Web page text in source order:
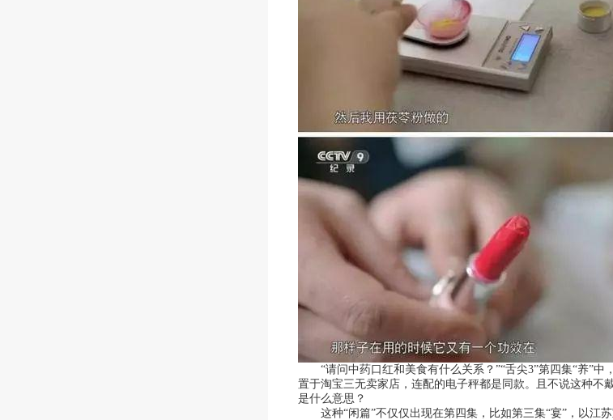
“请问中药口红和美食有什么关系？”“舌尖3”第四集“养”中
置于淘宝三无卖家店，连配的电子秤都是同款。且不说这种
是什么意思？
这种“闲篇”不仅仅出现在第四集，比如第三集“宴”，以江苏